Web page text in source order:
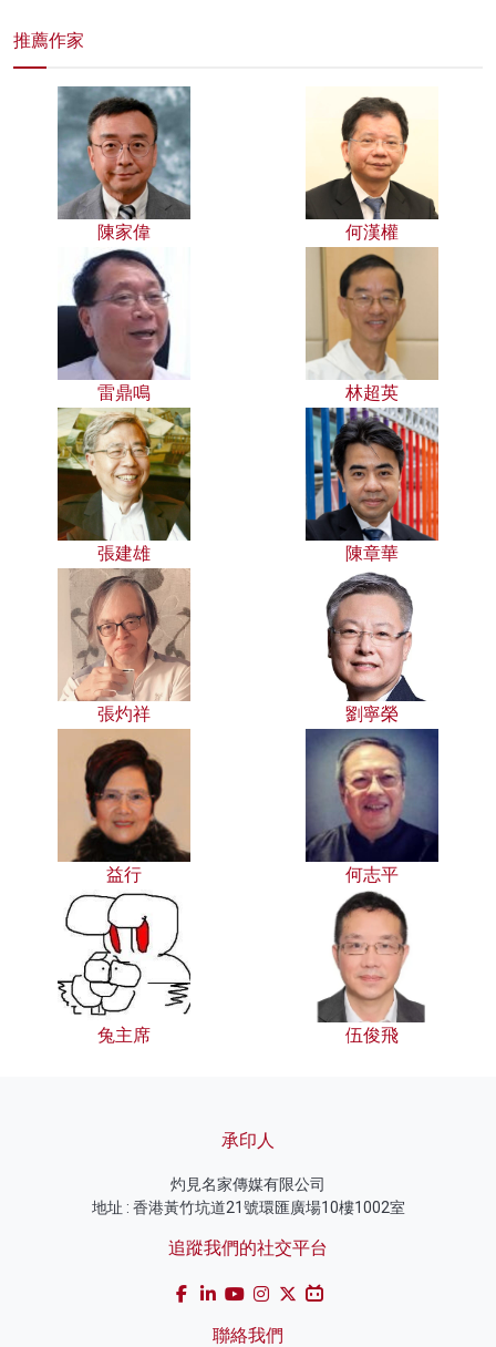
推薦作家
陳家偉 何漢權
雷鼎鳴 林超英
張建雄 陳章華
張灼祥 劉寧榮
益行 何志平
兔主席 伍俊飛
承印人
灼見名家傳媒有限公司
地址 : 香港黃竹坑道21號環匯廣場10樓1002室
追蹤我們的社交平台
聯絡我們